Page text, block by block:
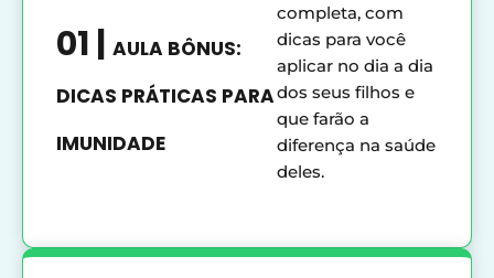
01 | AULA BÔNUS:
DICAS PRÁTICAS PARA
IMUNIDADE
completa, com
dicas para você
aplicar no dia a dia
dos seus filhos e
que farão a
diferença na saúde
deles.